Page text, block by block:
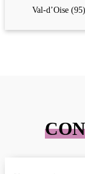
Val-d’Oise (95)